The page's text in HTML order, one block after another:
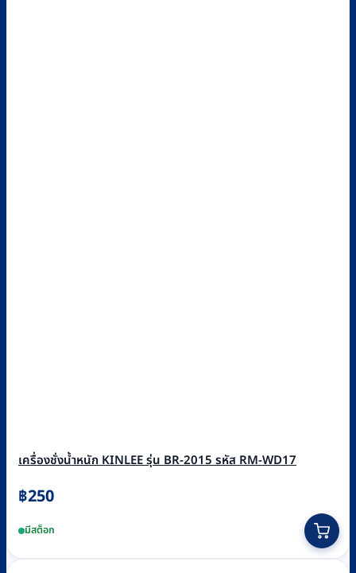
เครื่องชั่งน้ำหนัก KINLEE รุ่น BR-2015 รหัส RM-WD17
฿250
มีสต็อก